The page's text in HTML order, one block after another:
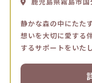
静かな森の中にたた
想いを大切に愛する
するサポートをいたし